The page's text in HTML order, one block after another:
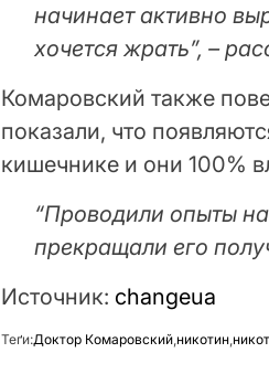
начинает активно
хочется жрать”, –
Комаровский также
показали, что
кишечнике и они 100%
“Проводили опыты
прекращали его
Источник: changeua
Теґи:Доктор Комаровский никотин